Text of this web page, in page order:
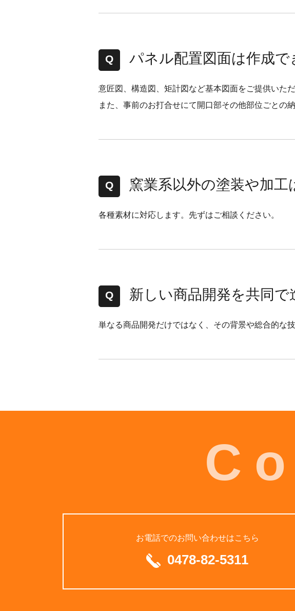
パネル配置図面は作成で
意匠図、構造図、矩計図など基本図面をご提供いた
また、事前のお打合せにて開口部その他部位ごとの
窯業系以外の塗装や加工
各種素材に対応します。先ずはご相談ください。
新しい商品開発を共同
単なる商品開発だけではなく、その背景や総合的な
お電話でのお問い合わせはこちら
0478-82-5311